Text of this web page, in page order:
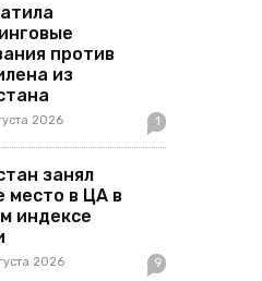
против
из
2026 1
занял
место в ЦА в
индексе
2026 9